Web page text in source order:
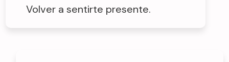
Volver a sentirte presente.